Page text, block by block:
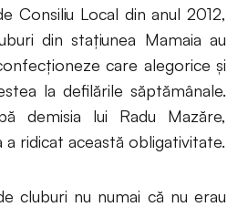
Consiliu Local din anul 2012,
din stațiunea Mamaia au
care alegorice și
la defilările săptămânale.
demisia lui Radu Mazăre,
ridicat această obligativitate.
cluburi nu numai că nu erau